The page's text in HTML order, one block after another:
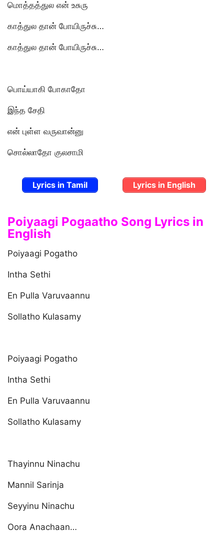
மொத்தத்துல என் உசுரு
காத்துல தான் போயிருச்சு…
காத்துல தான் போயிருச்சு…
பொய்யாகி போகாதோ
இந்த சேதி
என் புள்ள வருவான்னு
சொல்லாதோ குலசாமி
Lyrics in Tamil Lyrics in English
Poiyaagi Pogaatho Song Lyrics in
English
Poiyaagi Pogatho
Intha Sethi
En Pulla Varuvaannu
Sollatho Kulasamy
Poiyaagi Pogatho
Intha Sethi
En Pulla Varuvaannu
Sollatho Kulasamy
Thayinnu Ninachu
Mannil Sarinja
Seyyinu Ninachu
Oora Anachaan…